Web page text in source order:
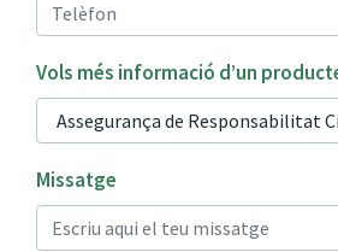
Vols més informació d’un
Missatge